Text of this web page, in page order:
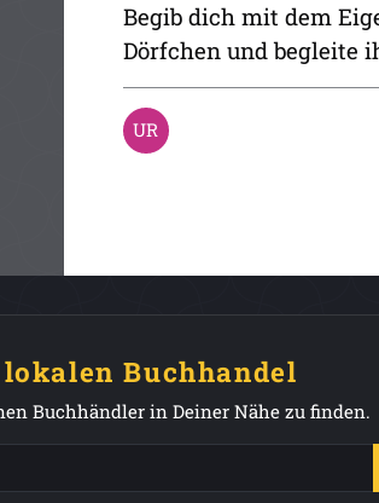
Begib dich mit dem
Dörfchen und begleite
Buchhandel
Buchhändler in Deiner Nähe zu finden.